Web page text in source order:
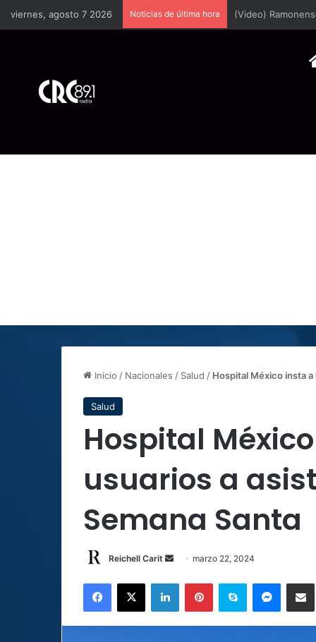
viernes, agosto 7 2026 Noticias de última hora
Inicio / Nacionales / Salud / Hospital México insta a
Salud
Hospital
usuarios a
Semana Santa
Reichell Carit
Send marzo 22, 2024
Facebook
X LinkedInPinterestSkype